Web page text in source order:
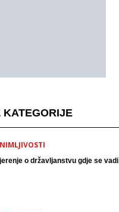
KATEGORIJE
o državljanstvu gdje se vadi